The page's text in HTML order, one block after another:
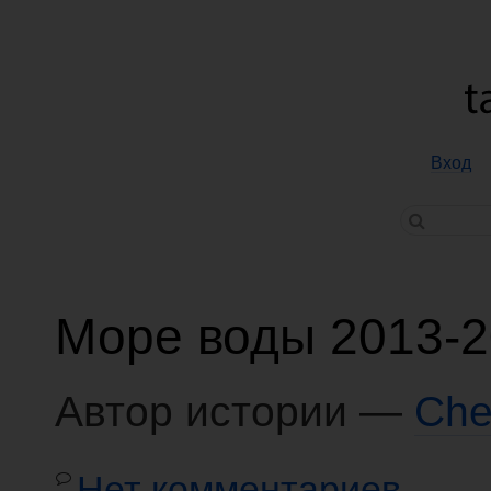
Вход
Море воды 2013-
Автор истории —